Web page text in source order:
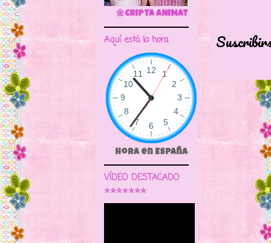
🌼CRIPTA ANIMATOR CAVE DOLL
Aquí está la hora
Hora en España
VÍDEO DESTACADO
⭐⭐⭐⭐⭐⭐⭐